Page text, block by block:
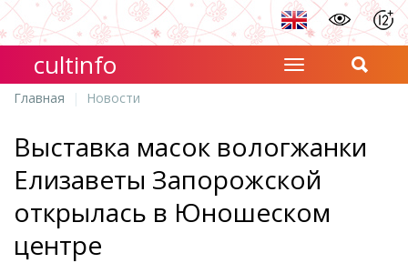
cultinfo
Главная Новости
Выставка масок вологжанки
Елизаветы Запорожской
открылась в Юношеском
центре